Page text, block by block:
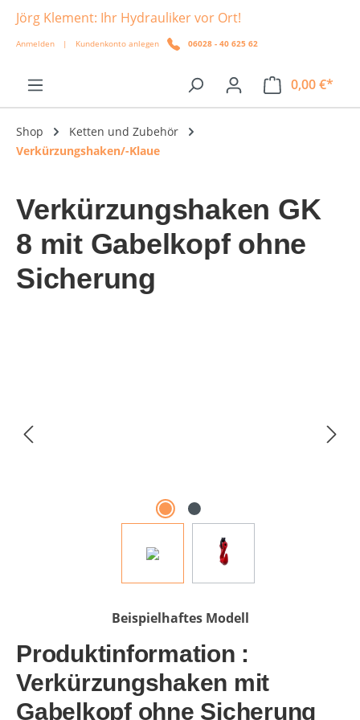
springen
Jörg Klement: Ihr Hydrauliker vor Ort!
Anmelden | Kundenkonto anlegen 06028 - 40 625 62
0,00 €*
Shop
Ketten und Zubehör
Verkürzungshaken/-Klaue
Verkürzungshaken GK
8 mit Gabelkopf ohne
Sicherung
Beispielhaftes Modell
Produktinformation :
Verkürzungshaken mit
Gabelkopf ohne Sicherung